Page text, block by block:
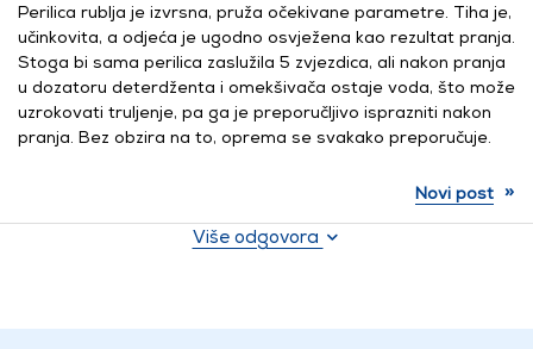
Perilica rublja je izvrsna, pruža očekivane parametre. Tiha je,
učinkovita, a odjeća je ugodno osvježena kao rezultat pranja.
Stoga bi sama perilica zaslužila 5 zvjezdica, ali nakon pranja
u dozatoru deterdženta i omekšivača ostaje voda, što može
uzrokovati truljenje, pa ga je preporučljivo isprazniti nakon
pranja. Bez obzira na to, oprema se svakako preporučuje.
Novi post »
Više odgovora